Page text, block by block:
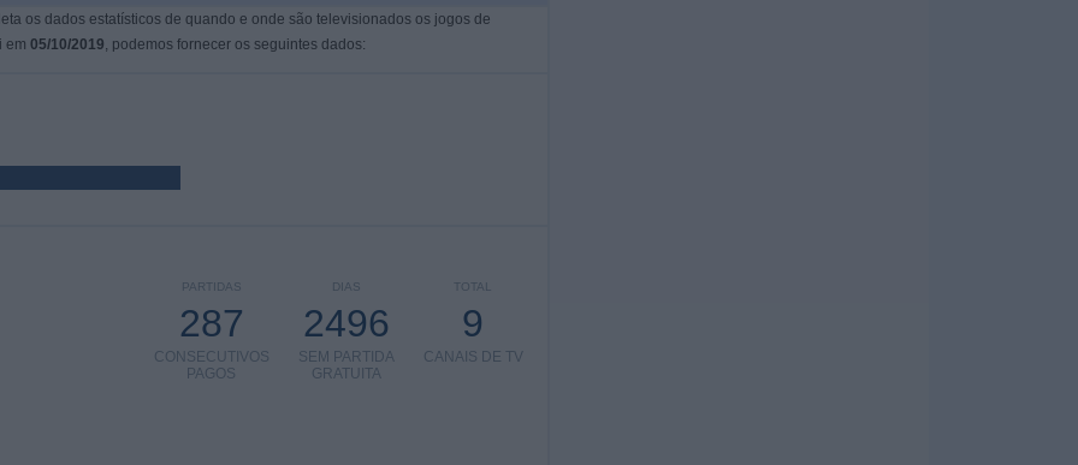
os dados estatísticos de quando e onde são televisionados os jogos de
em 05/10/2019, podemos fornecer os seguintes dados:
TOTAL
9
CANAIS DE TV
DIAS
2496
SEM PARTIDA
GRATUITA
PARTIDAS
287
CONSECUTIVOS
PAGOS